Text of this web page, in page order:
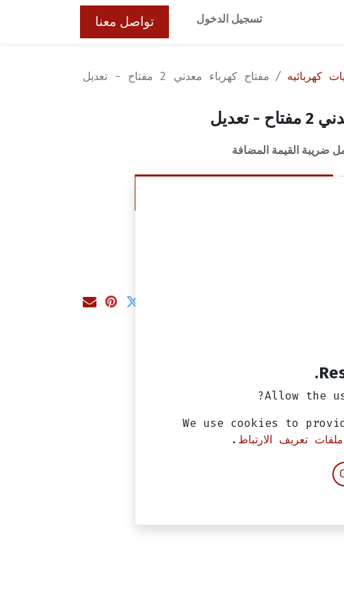
تسجيل الدخول تواصل معنا
كهربائيه مفتاح كهرباء معدني 2 مفتاح - تعديل
تعديل
ضريبة القيمة المضافة
يوماً
Allow the
We use cookies to
تعريف الارتباط .